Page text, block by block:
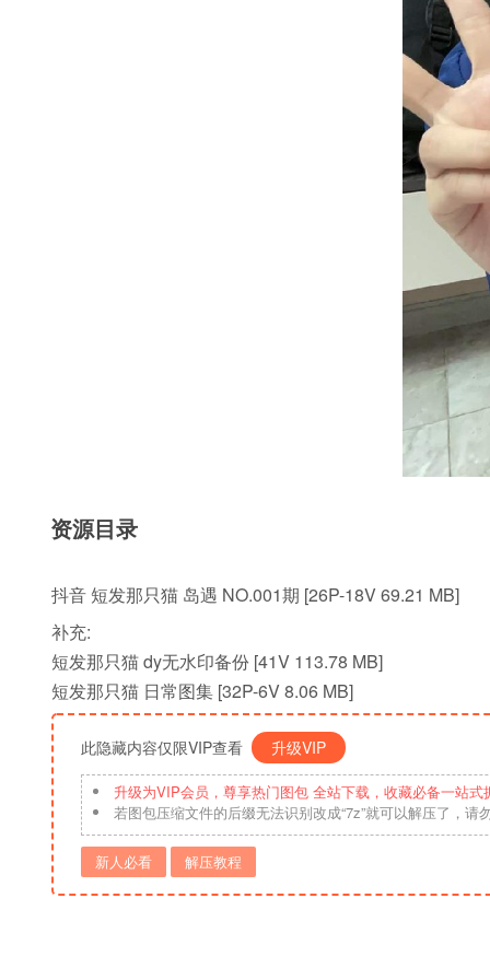
资源目录
抖音 短发那只猫 岛遇 NO.001期 [26P-18V 69.21 MB]
补充:
短发那只猫 dy无水印备份 [41V 113.78 MB]
短发那只猫 日常图集 [32P-6V 8.06 MB]
此隐藏内容仅限VIP查看 升级VIP
升级为VIP会员，尊享热门图包 全站下载，收藏必备一站式
若图包压缩文件的后缀无法识别改成“7z”就可以解压了，请
新人必看 解压教程